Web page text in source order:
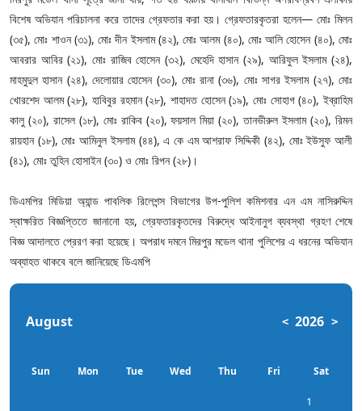
বিশেষ অভিযান পরিচালনা করে তাদের গ্রেফতার করা হয়। গ্রেফতারকৃতরা হলেন— মোঃ মিলন
(৩৫), মোঃ শাওন (৩১), মোঃ দীন ইসলাম (৪২), মোঃ আলম (৪০), মোঃ আলি হোসেন (৪০), মোঃ
আবরার আবির (২১), মোঃ রাজিব হোসেন (৩২), মেহেদি হাসান (২৯), আরিফুল ইসলাম (২৪),
মাহমুদুল হাসান (২৪), দেলোয়ার হোসেন (৩০), মোঃ রানা (৩৬), মোঃ সাগর ইসলাম (২৭), মোঃ
খোরশেদ আলম (২৮), হাবিবুর রহমান (২৮), শাহাদত হোসেন (১৯), মোঃ সোহাগ (৪০), ইব্রাহিম
কালু (২০), রাসেল (১৮), মোঃ রাকিব (২০), ফয়সাল মিয়া (২০), তানভীরুল ইসলাম (২০), রিমন
রায়হান (১৮), মোঃ আমিনুল ইসলাম (৪৪), এ কে এম আশরাফ সিদ্দিকী (৪২), মোঃ ইউসুফ আলী
(৪১), মোঃ তুহিন হোসাইন (৩০) ও মোঃ রিপন (২৮)।
ডিএমপির মিডিয়া অ্যান্ড পাবলিক রিলেশন্স বিভাগের উপ-পুলিশ কমিশনার এন এম নাসিরুদ্দিন
স্বাক্ষরিত বিজ্ঞপ্তিতে জানানো হয়, গ্রেফতারকৃতদের বিরুদ্ধে আইনানুগ ব্যবস্থা গ্রহণ শেষে
বিজ্ঞ আদালতে প্রেরণ করা হয়েছে। অপরাধ দমনে মিরপুর মডেল থানা পুলিশের এ ধরনের অভিযান
অব্যাহত থাকবে বলে জানিয়েছে ডিএমপি
August < 2026 >
Sun Mon Tue Wed Thu Fri Sat
1